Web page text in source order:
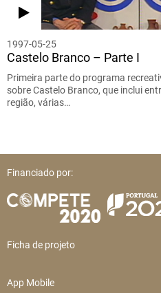
1997-05-25
Castelo Branco – Parte I
Primeira parte do programa
sobre Castelo Branco, que inclui
região, várias…
Financiado por:
Ficha de projeto
App Mobile